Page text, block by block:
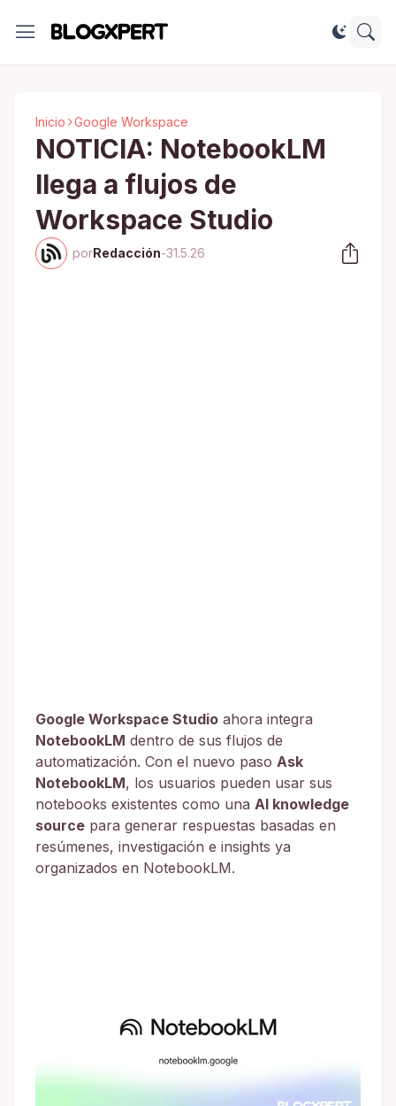
Inicio Google Workspace
NOTICIA: NotebookLM
llega a flujos de
Workspace Studio
porRedacción-31.5.26
Google Workspace Studio ahora integra
NotebookLM dentro de sus flujos de
automatización. Con el nuevo paso Ask
NotebookLM, los usuarios pueden usar sus
notebooks existentes como una AI knowledge
source para generar respuestas basadas en
resúmenes, investigación e insights ya
organizados en NotebookLM.